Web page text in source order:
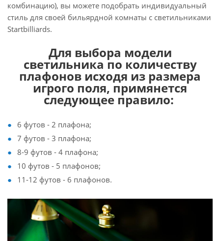
комбинацию), вы можете подобрать индивидуальный
стиль для своей бильярдной комнаты с светильниками
Startbilliards.
Для выбора модели
светильника по количеству
плафонов исходя из размера
игрого поля, примянется
следующее правило:
6 футов - 2 плафона;
7 футов - 3 плафона;
8-9 футов - 4 плафона;
10 футов - 5 плафонов;
11-12 футов - 6 плафонов.